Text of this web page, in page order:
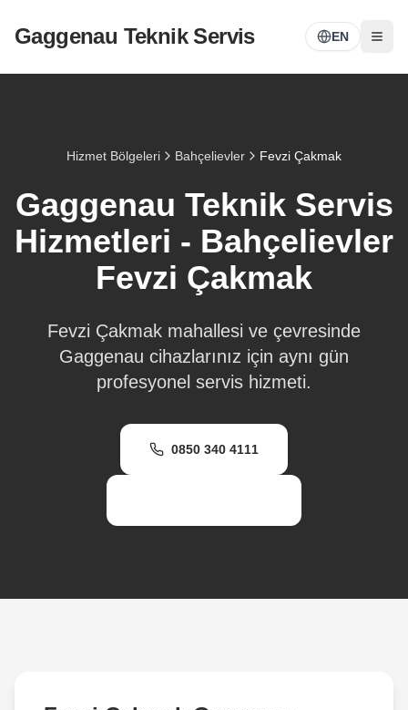
Gaggenau Teknik Servis EN
Hizmet Bölgeleri Bahçelievler Fevzi Çakmak
Gaggenau Teknik Servis
Hizmetleri - Bahçelievler
Fevzi Çakmak
Fevzi Çakmak mahallesi ve çevresinde
Gaggenau cihazlarınız için aynı gün
profesyonel servis hizmeti.
0850 340 4111